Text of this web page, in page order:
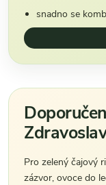
snadno se
Pro zelený čajový
zázvor, ovoce do